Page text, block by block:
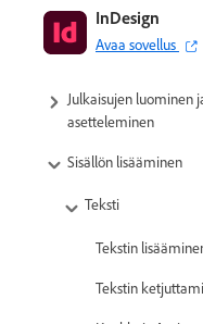
InDesign
Avaa sovellus
InDesignin käyttöopas
Tutustu InDesigniin
Julkaisujen luominen
asetteleminen
Sisällön lisääminen
Teksti
Tekstin
Tekstin